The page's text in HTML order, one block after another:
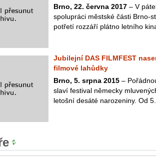
Brno, 22. června 2017 – V
spolupráci městské části Brno-
potřetí rozzáří plátno letního
Jubilejní DAS FILMFEST
filmové lahůdky
Brno, 5. srpna 2015 –
slaví festival německy
letošní desáté narozeniny. Od